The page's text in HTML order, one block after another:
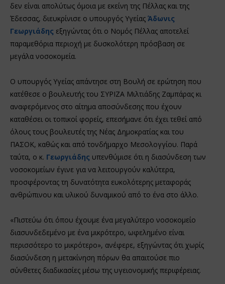
δεν είναι απολύτως όμοια με εκείνη της Πέλλας και της
Έδεσσας, διευκρίνισε ο υπουργός Υγείας Άδωνις
Γεωργιάδης εξηγώντας ότι ο Νομός Πέλλας αποτελεί
παραμεθόρια περιοχή με δυσκολότερη πρόσβαση σε
μεγάλα νοσοκομεία.
Ο υπουργός Υγείας απάντησε στη Βουλή σε ερώτηση που
κατέθεσε ο βουλευτής του ΣΥΡΙΖΑ Μιλτιάδης Ζαμπάρας κι
αναφερόμενος στο αίτημα αποσύνδεσης που έχουν
καταθέσει οι τοπικοί φορείς, επεσήμανε ότι έχει τεθεί από
όλους τους βουλευτές της Νέας Δημοκρατίας και του
ΠΑΣΟΚ, καθώς και από τονδήμαρχο Μεσολογγίου. Παρά
ταύτα, ο κ. Γεωργιάδης υπενθύμισε ότι η διασύνδεση των
νοσοκομείων έγινε για να λειτουργούν καλύτερα,
προσφέροντας τη δυνατότητα ευκολότερης μεταφοράς
ανθρώπινου και υλικού δυναμικού από το ένα στο άλλο.
«Πιστεύω ότι όπου έχουμε ένα μεγαλύτερο νοσοκομείο
διασυνδεδεμένο με ένα μικρότερο, ωφελημένο είναι
περισσότερο το μικρότερο», ανέφερε, εξηγώντας ότι χωρίς
διασύνδεση η μετακίνηση πόρων θα απαιτούσε πιο
σύνθετες διαδικασίες μέσω της υγειονομικής περιφέρειας.